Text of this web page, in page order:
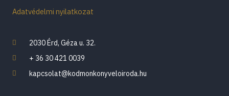
Adatvédelmi nyilatkozat
2030 Érd, Géza u. 32.
+ 36 30 421 0039
kapcsolat@kodmonkonyveloiroda.hu